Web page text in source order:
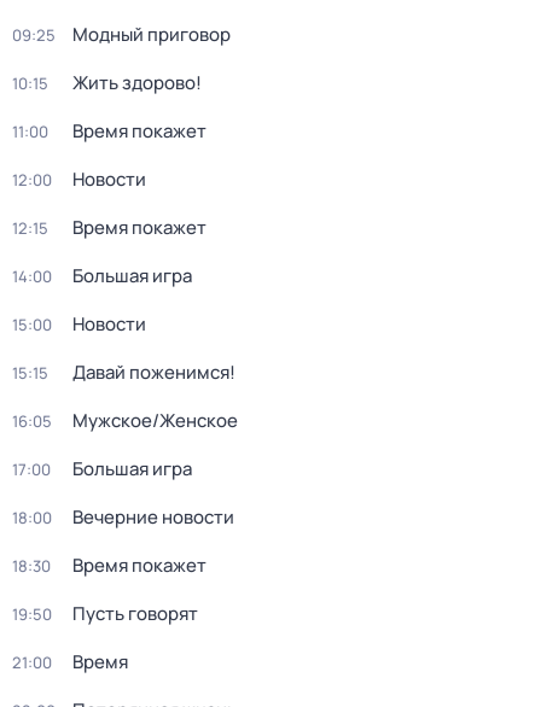
09:25 Модный приговор
10:15 Жить здорово!
11:00 Время покажет
12:00 Новости
12:15 Время покажет
14:00 Большая игра
15:00 Новости
15:15 Давай поженимся!
16:05 Мужское/Женское
17:00 Большая игра
18:00 Вечерние новости
18:30 Время покажет
19:50 Пусть говорят
21:00 Время